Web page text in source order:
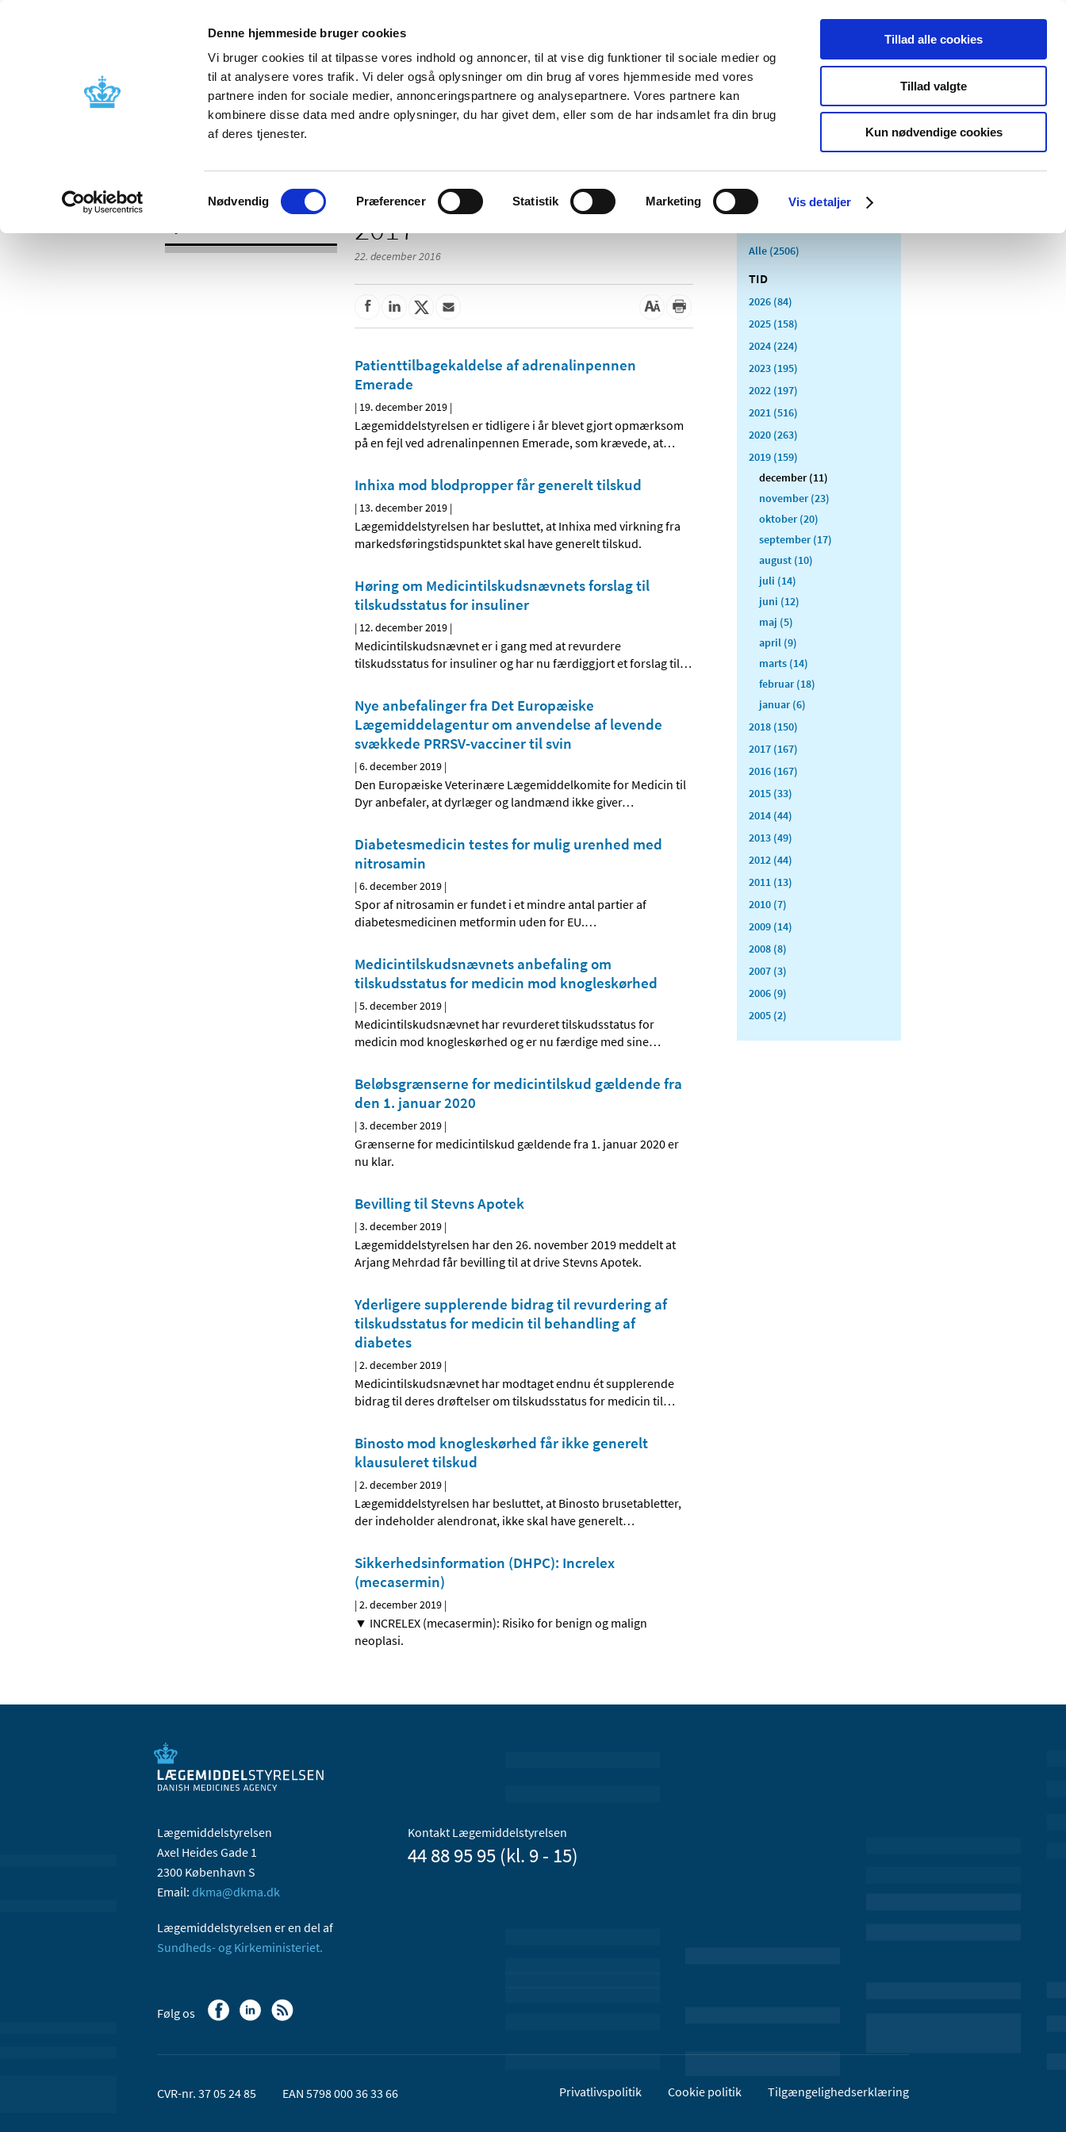
Denne hjemmeside bruger cookies
Vi bruger cookies til at tilpasse vores indhold og annoncer, til at vise dig funktioner til sociale medier og
til at analysere vores trafik. Vi deler også oplysninger om din brug af vores hjemmeside med vores
partnere inden for sociale medier, annonceringspartnere og analysepartnere. Vores partnere kan
kombinere disse data med andre oplysninger, du har givet dem, eller som de har indsamlet fra din brug
af deres tjenester.
Samtykkevalg
Nødvendig Præferencer Statistik Marketing Vis detaljer
Tillad alle cookies
Tillad valgte
Kun nødvendige cookies
Nyheder Om os Kontakt Udgivelser
Godkendelse og
Bivirkninger og
produktinformation
Tilskud og
Apoteker og salg af
Medicinsk
Særlige
produktområder
2017
22. december 2016
Patienttilbagekaldelse af adrenalinpennen
Emerade
| 19. december 2019 |
Lægemiddelstyrelsen er tidligere i år blevet gjort opmærksom
på en fejl ved adrenalinpennen Emerade, som krævede, at…
Inhixa mod blodpropper får generelt tilskud
| 13. december 2019 |
Lægemiddelstyrelsen har besluttet, at Inhixa med virkning fra
markedsføringstidspunktet skal have generelt tilskud.
Høring om Medicintilskudsnævnets forslag til
tilskudsstatus for insuliner
| 12. december 2019 |
Medicintilskudsnævnet er i gang med at revurdere
tilskudsstatus for insuliner og har nu færdiggjort et forslag til…
Nye anbefalinger fra Det Europæiske
Lægemiddelagentur om anvendelse af levende
svækkede PRRSV-vacciner til svin
|6. december 2019 |
Den Europæiske Veterinære Lægemiddelkomite for Medicin til
Dyr anbefaler, at dyrlæger og landmænd ikke giver…
Diabetesmedicin testes for mulig urenhed med
nitrosamin
|6. december 2019 |
Spor af nitrosamin er fundet i et mindre antal partier af
diabetesmedicinen metformin uden for EU.…
Medicintilskudsnævnets anbefaling om
tilskudsstatus for medicin mod knogleskørhed
|5. december 2019 |
Medicintilskudsnævnet har revurderet tilskudsstatus for
medicin mod knogleskørhed og er nu færdige med sine…
Beløbsgrænserne for medicintilskud gældende fra
den 1. januar 2020
|3. december 2019 |
Grænserne for medicintilskud gældende fra 1. januar 2020 er
nu klar.
Bevilling til Stevns Apotek
|3. december 2019 |
Lægemiddelstyrelsen har den 26. november 2019 meddelt at
Arjang Mehrdad får bevilling til at drive Stevns Apotek.
Yderligere supplerende bidrag til revurdering af
tilskudsstatus for medicin til behandling af
diabetes
|2. december 2019 |
Medicintilskudsnævnet har modtaget endnu ét supplerende
bidrag til deres drøftelser om tilskudsstatus for medicin til…
Binosto mod knogleskørhed får ikke generelt
klausuleret tilskud
|2. december 2019 |
Lægemiddelstyrelsen har besluttet, at Binosto brusetabletter,
der indeholder alendronat, ikke skal have generelt…
Sikkerhedsinformation (DHPC): Increlex
(mecasermin)
|2. december 2019 |
▼ INCRELEX (mecasermin): Risiko for benign og malign
neoplasi.
Alle (2506)
TID
2026 (84)
2025 (158)
2024 (224)
2023 (195)
2022 (197)
2021 (516)
2020 (263)
2019 (159)
december (11)
november (23)
oktober (20)
september (17)
august (10)
juli (14)
juni (12)
maj (5)
april (9)
marts (14)
februar (18)
januar (6)
2018 (150)
2017 (167)
2016 (167)
2015 (33)
2014 (44)
2013 (49)
2012 (44)
2011 (13)
2010 (7)
2009 (14)
2008 (8)
2007 (3)
2006 (9)
2005 (2)
Lægemiddelstyrelsen
Axel Heides Gade 1
2300 København S
Email: dkma@dkma.dk
Lægemiddelstyrelsen er en del af
Sundheds- og Kirkeministeriet.
Kontakt Lægemiddelstyrelsen
44 88 95 95 (kl. 9 - 15)
Følg os
CVR-nr. 37 05 24 85 EAN 5798 000 36 33 66 Privatlivspolitik Cookie politik Tilgængelighedserklæring